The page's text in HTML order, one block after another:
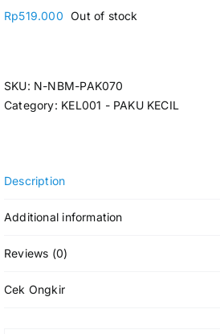
Rp519.000 Out of stock
SKU: N-NBM-PAK070
Category: KEL001 - PAKU KECIL
Description
Additional information
Reviews (0)
Cek Ongkir